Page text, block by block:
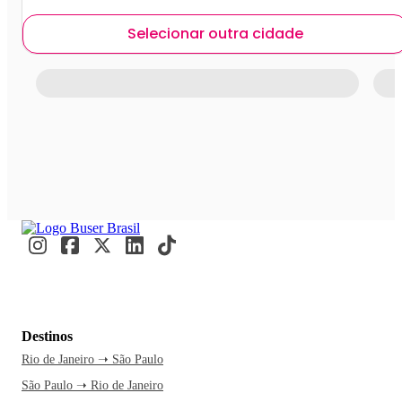
Selecionar outra cidade
Destinos
Rio de Janeiro ➝ São Paulo
São Paulo ➝ Rio de Janeiro